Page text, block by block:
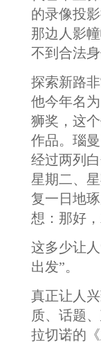
的录像投
那边人影
不到合法
探索新路
他今年名
狮奖，这
作品。瑙
经过两列
星期二、
复一日地
想：那好
这多少让
出发”。
真正让人
质、话题
拉切诺的